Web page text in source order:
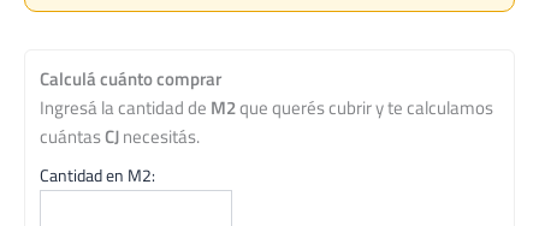
Calculá cuánto comprar
Ingresá la cantidad de M2que querés cubrir y te calculamos
cuántasCJnecesitás.
Cantidad en M2: